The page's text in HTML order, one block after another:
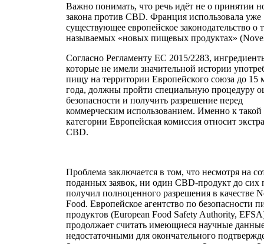
Важно понимать, что речь идёт не о принятии
закона против CBD. Франция использовала уже
существующее европейское законодательство о
называемых «новых пищевых продуктах»
Согласно Регламенту ЕС 2015/2283,
которые не имели значительной истории
пищу на территории Европейского союза до 15
года, должны пройти специальную процедуру
безопасности и получить разрешение перед
коммерческим использованием. Именно к такой
категории Европейская комиссия относит
CBD.
Проблема заключается в том, что несмотря на
поданных заявок, ни один CBD-продукт до сих
получил полноценного разрешения в качестве
Food. Европейское агентство по безопасности
продуктов (European Food Safety Authority,
продолжает считать имеющиеся научные
недостаточными для окончательного